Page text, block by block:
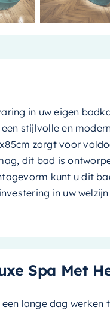
in uw eigen
stijlvolle en
zorgt voor
dit bad is
kunt u dit
in uw
Spa Met
lange dag